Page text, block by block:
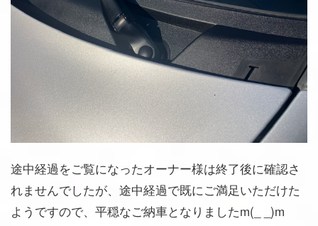
途中経過をご覧になったオーナー様は終了後に確認さ
れませんでしたが、途中経過で既にご満足いただけた
ようですので、平穏なご納車となりましたm(_ _)m